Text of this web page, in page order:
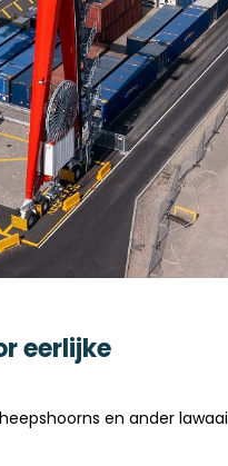
eerlijke
en ander lawaai